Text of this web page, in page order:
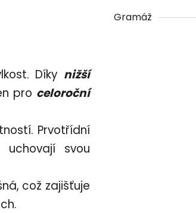
Díky nižší
pro celoroční
Prvotřídní
svou
což zajišťuje
Gramáž